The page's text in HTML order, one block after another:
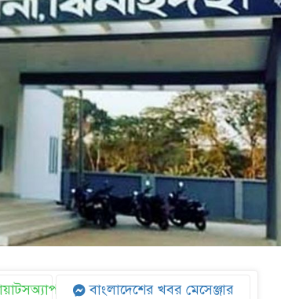
বাংলাদেশের খবর মেসেঞ্জার